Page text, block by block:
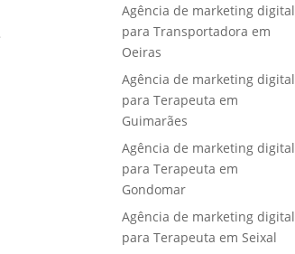
Agência de marketing digital
para Transportadora em
Oeiras
Agência de marketing digital
para Terapeuta em
Guimarães
Agência de marketing digital
para Terapeuta em
Gondomar
Agência de marketing digital
para Terapeuta em Seixal